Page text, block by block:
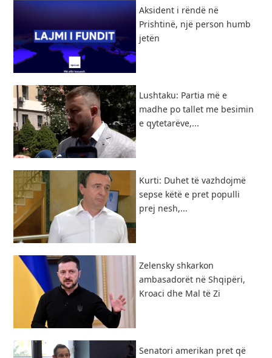
Aksident i rëndë në
Prishtinë, një person humb
jetën
Lushtaku: Partia më e
madhe po tallet me besimin
e qytetarëve,...
Kurti: Duhet të vazhdojmë
sepse këtë e pret populli
prej nesh,...
Zelensky shkarkon
ambasadorët në Shqipëri,
Kroaci dhe Mal të Zi
Senatori amerikan pret që